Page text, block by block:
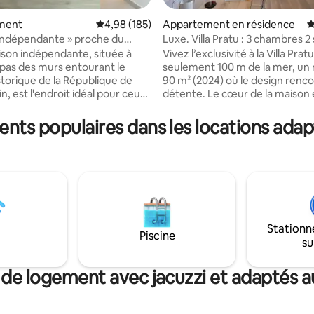
base de 268 commentaires : 4,94 sur 5
Évaluation moyenne sur la base de 185
4,98 (185)
» proche du
indépendante, située à
des murs entourant le
de la République de
est l'endroit idéal pour ceux
sur les montagnes
La maison, moderne et
organisés sont conçus pour
Parking gratuit à quelques
d'entrée. Les animaux
Appartement en résidence
Luxe. Villa Pratu : 3 chambres 2
bain 4 téléviseurs connectés +
climatisation
Vivez l’exclusivité à la Villa Pratu. ✨
seulement 100 m de la mer,
90 m² (2024) où le design
détente. Le cœur de la maison
extra-large devant la Smart TV
idéal après la mer. Avec 3 chambres,
oasis technologique avec AC ❄️
dédiée. L’équilibre parfait
nocturne de Riccione et le luxe
silence. 🌊 Votre expérience smart de
haut niveau.
populaires dans les locations
Piscine
logement avec jacuzzi et adaptés